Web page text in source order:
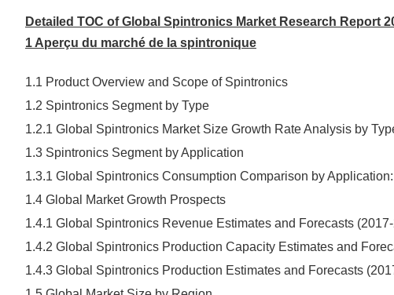
Detailed TOC of Global Spintronics Market Research Report
1 Aperçu du marché de la spintronique
1.1 Product Overview and Scope of Spintronics
1.2 Spintronics Segment by Type
1.2.1 Global Spintronics Market Size Growth Rate Analysis by
1.3 Spintronics Segment by Application
1.3.1 Global Spintronics Consumption Comparison by
1.4 Global Market Growth Prospects
1.4.1 Global Spintronics Revenue Estimates and Forecasts
1.4.2 Global Spintronics Production Capacity Estimates and
1.4.3 Global Spintronics Production Estimates and Forecasts